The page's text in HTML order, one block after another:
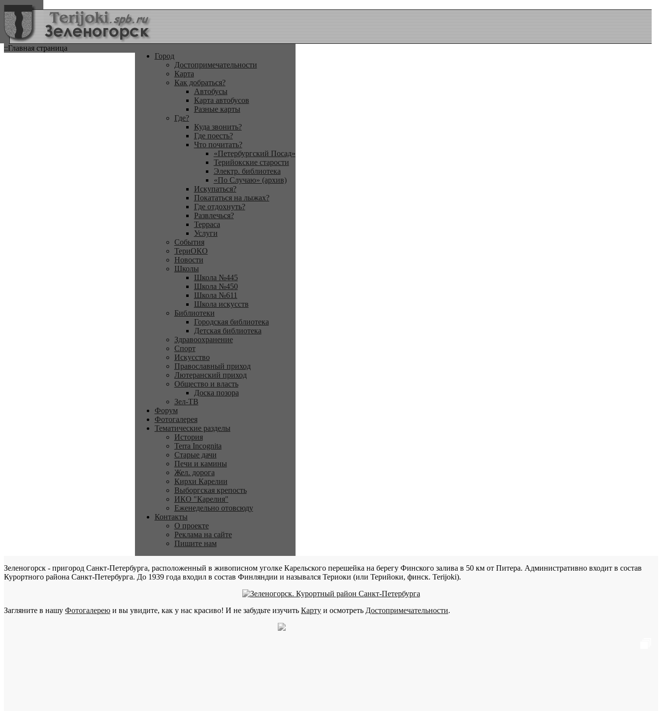
::Главная страница
Город
Достопримечательности
Карта
Как добраться?
Автобусы
Карта автобусов
Разные карты
Где?
Куда звонить?
Где поесть?
Что почитать?
«Петербургский Посад»
Терийокские старости
Электр. библиотека
«По Случаю» (архив)
Искупаться?
Покататься на лыжах?
Где отдохнуть?
Развлечься?
Терраса
Услуги
События
ТериОКО
Новости
Школы
Школа №445
Школа №450
Школа №611
Школа искусств
Библиотеки
Городская библиотека
Детская библиотека
Здравоохранение
Спорт
Искусство
Православный приход
Лютеранский приход
Общество и власть
Доска позора
Зел-ТВ
Форум
Фотогалерея
Тематические разделы
История
Terra Incognita
Старые дачи
Печи и камины
Жел. дорога
Кирхи Карелии
Выборгская крепость
ИКО "Карелия"
Еженедельно отовсюду
Контакты
О проекте
Реклама на сайте
Пишите нам
Зеленогорск - пригород Санкт-Петербурга, расположенный в живописном уголке Карельского перешейка на берегу Финского залива в 50 км от Питера. Административно входит в состав
Курортного района Санкт-Петербурга. До 1939 года входил в состав Финляндии и назывался Териоки (или Терийоки, финск. Terijoki).
Загляните в нашу Фотогалерею и вы увидите, как у нас красиво! И не забудьте изучить Карту и осмотреть Достопримечательности.